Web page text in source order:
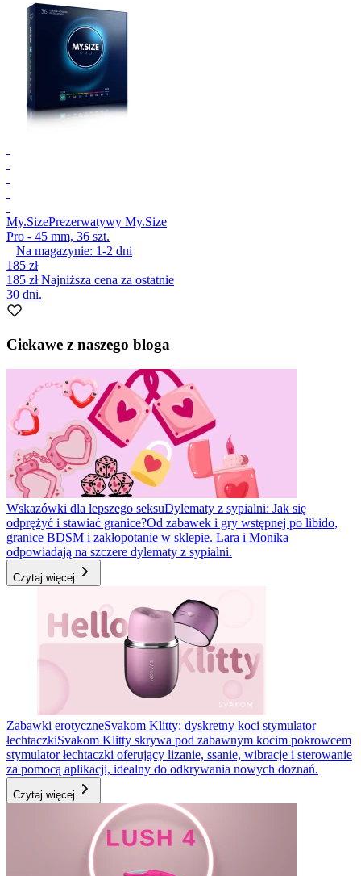
My.SizePrezerwatywy My.Size
Pro - 45 mm, 36 szt.
Na magazynie: 1-2 dni
185 zł
185 złNajniższa cena za ostatnie
30 dni.
Ciekawe z naszego bloga
Wskazówki dla lepszego seksuDylematy z sypialni: Jak się
odprężyć i stawiać granice?Od zabawek i gry wstępnej po libido,
granice BDSM i zakłopotanie w sklepie. Lara i Monika
odpowiadają na szczere dylematy z sypialni.
Czytaj więcej
Zabawki erotyczneSvakom Klitty: dyskretny koci stymulator
łechtaczkiSvakom Klitty skrywa pod zabawnym kocim pokrowcem
stymulator łechtaczki oferujący lizanie, ssanie, wibracje i sterowanie
za pomocą aplikacji, idealny do odkrywania nowych doznań.
Czytaj więcej